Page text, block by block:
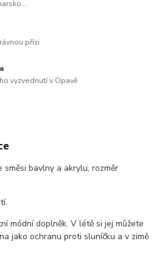
přízi
vyzvednutí v Opavě
směsi bavlny a akrylu, rozměr
módní doplněk. V létě si jej můžete
jako ochranu proti sluníčku a v zimě